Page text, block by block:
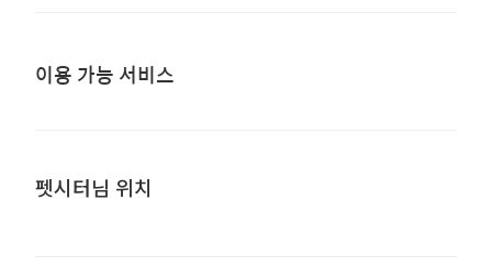
이용 가능 서비스
펫시터님 위치